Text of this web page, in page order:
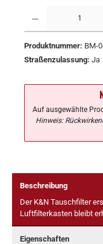
Produktnummer: BM-
Straßenzulassung: Ja
Auf ausgewählte
Hinweis:
Beschreibung
Der K&N Tauschfilter
Luftfilterkasten bleibt
Eigenschaften